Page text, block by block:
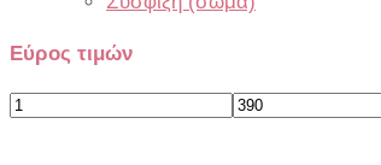
Εύρος τιμών